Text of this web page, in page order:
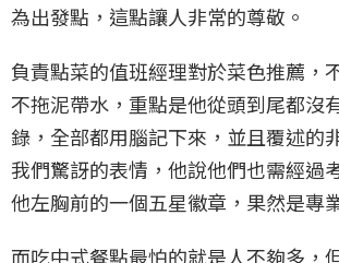
為出發點，這點讓人非常的尊敬。
負責點菜的值班經理對於菜色推薦，
不拖泥帶水，重點是他從頭到尾都沒
錄，全部都用腦記下來，並且覆述的
我們驚訝的表情，他說他們也需經過
他左胸前的一個五星徽章，果然是專
而吃中式餐點最怕的就是人不夠多，